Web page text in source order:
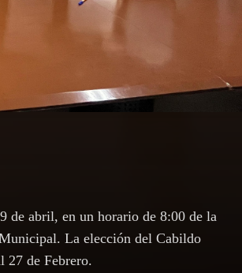
de abril, en un horario de 8:00 de la
La elección del Cabildo
27 de Febrero.